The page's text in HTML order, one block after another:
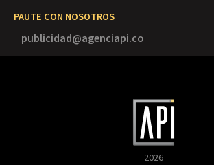
PAUTE CON NOSOTROS
publicidad@agenciapi.co
2026